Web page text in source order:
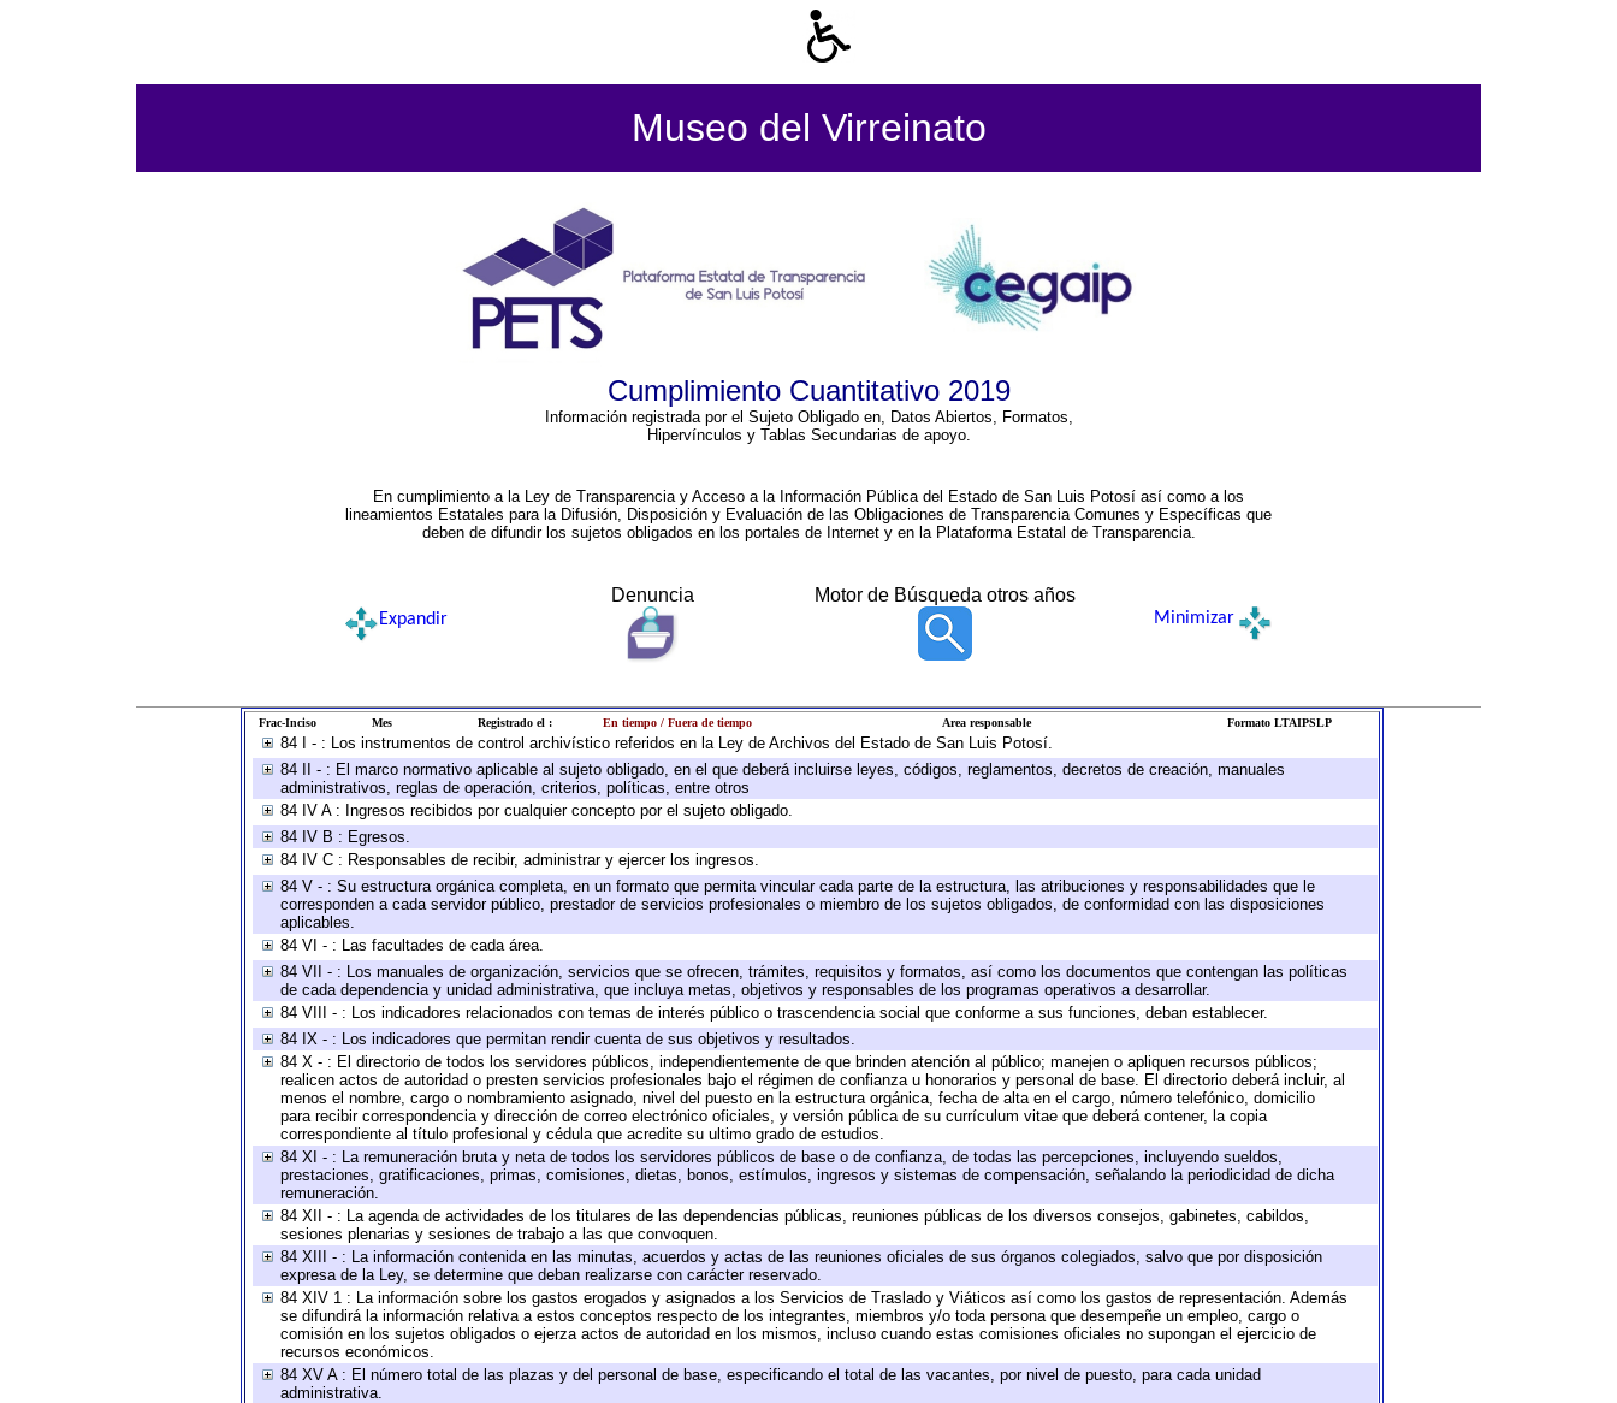
Museo del Virreinato
Cumplimiento Cuantitativo 2019
Información registrada por el Sujeto Obligado en, Datos Abiertos, Formatos,
Hipervínculos y Tablas Secundarias de apoyo.
En cumplimiento a la Ley de Transparencia y Acceso a la Información Pública del Estado de San Luis Potosí así como a los
lineamientos Estatales para la Difusión, Disposición y Evaluación de las Obligaciones de Transparencia Comunes y Específicas que
deben de difundir los sujetos obligados en los portales de Internet y en la Plataforma Estatal de Transparencia.
Denuncia Motor de Búsqueda otros años
Expandir Minimizar
Frac-Inciso Mes Registrado el : En tiempo / Fuera de tiempo Area responsable Formato LTAIPSLP
84 I - : Los instrumentos de control archivístico referidos en la Ley de Archivos del Estado de San Luis Potosí.
84 II - : El marco normativo aplicable al sujeto obligado, en el que deberá incluirse leyes, códigos, reglamentos, decretos de creación, manuales
administrativos, reglas de operación, criterios, políticas, entre otros
84 IV A : Ingresos recibidos por cualquier concepto por el sujeto obligado.
84 IV B : Egresos.
84 IV C : Responsables de recibir, administrar y ejercer los ingresos.
84 V - : Su estructura orgánica completa, en un formato que permita vincular cada parte de la estructura, las atribuciones y responsabilidades que le
corresponden a cada servidor público, prestador de servicios profesionales o miembro de los sujetos obligados, de conformidad con las disposiciones
aplicables.
84 VI - : Las facultades de cada área.
84 VII - : Los manuales de organización, servicios que se ofrecen, trámites, requisitos y formatos, así como los documentos que contengan las políticas
de cada dependencia y unidad administrativa, que incluya metas, objetivos y responsables de los programas operativos a desarrollar.
84 VIII - : Los indicadores relacionados con temas de interés público o trascendencia social que conforme a sus funciones, deban establecer.
84 IX - : Los indicadores que permitan rendir cuenta de sus objetivos y resultados.
84 X - : El directorio de todos los servidores públicos, independientemente de que brinden atención al público; manejen o apliquen recursos públicos;
realicen actos de autoridad o presten servicios profesionales bajo el régimen de confianza u honorarios y personal de base. El directorio deberá incluir, al
menos el nombre, cargo o nombramiento asignado, nivel del puesto en la estructura orgánica, fecha de alta en el cargo, número telefónico, domicilio
para recibir correspondencia y dirección de correo electrónico oficiales, y versión pública de su currículum vitae que deberá contener, la copia
correspondiente al título profesional y cédula que acredite su ultimo grado de estudios.
84 XI - : La remuneración bruta y neta de todos los servidores públicos de base o de confianza, de todas las percepciones, incluyendo sueldos,
prestaciones, gratificaciones, primas, comisiones, dietas, bonos, estímulos, ingresos y sistemas de compensación, señalando la periodicidad de dicha
remuneración.
84 XII - : La agenda de actividades de los titulares de las dependencias públicas, reuniones públicas de los diversos consejos, gabinetes, cabildos,
sesiones plenarias y sesiones de trabajo a las que convoquen.
84 XIII - : La información contenida en las minutas, acuerdos y actas de las reuniones oficiales de sus órganos colegiados, salvo que por disposición
expresa de la Ley, se determine que deban realizarse con carácter reservado.
84 XIV 1 : La información sobre los gastos erogados y asignados a los Servicios de Traslado y Viáticos así como los gastos de representación. Además
se difundirá la información relativa a estos conceptos respecto de los integrantes, miembros y/o toda persona que desempeñe un empleo, cargo o
comisión en los sujetos obligados o ejerza actos de autoridad en los mismos, incluso cuando estas comisiones oficiales no supongan el ejercicio de
recursos económicos.
84 XV A : El número total de las plazas y del personal de base, especificando el total de las vacantes, por nivel de puesto, para cada unidad
administrativa.